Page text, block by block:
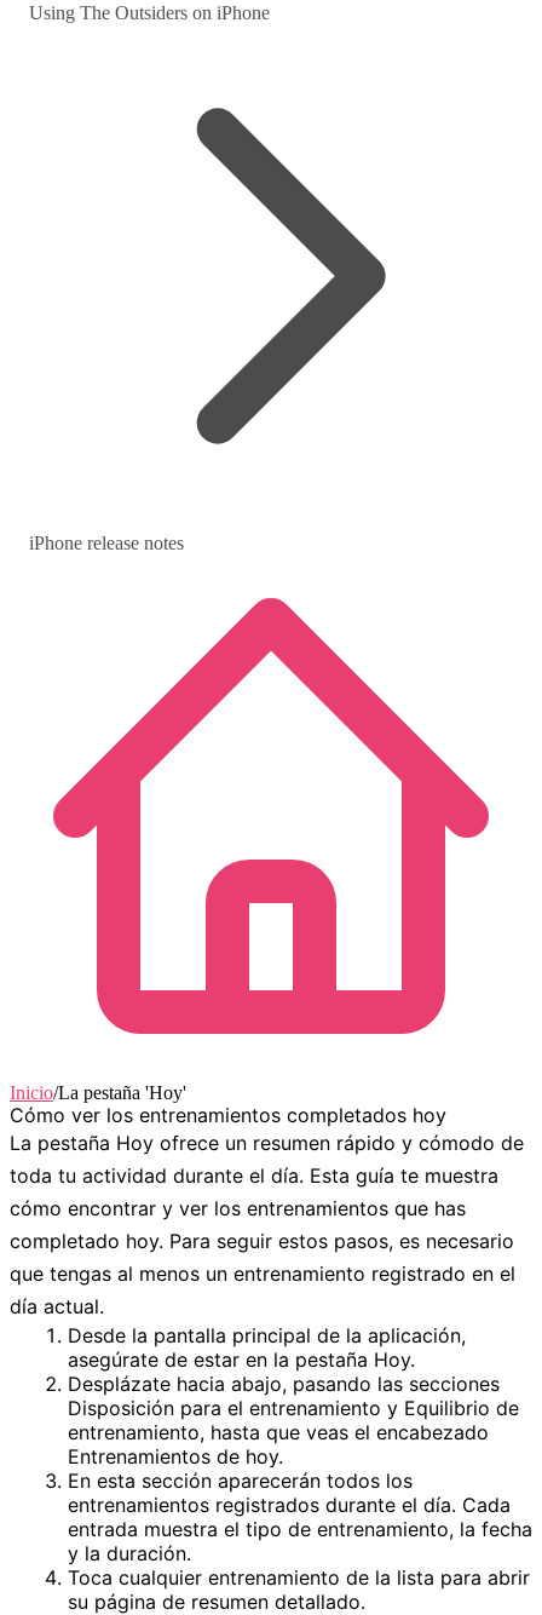
Using The Outsiders on iPhone
iPhone release notes
Inicio/La pestaña 'Hoy'
Cómo ver los entrenamientos completados hoy
La pestaña Hoy ofrece un resumen rápido y cómodo de
toda tu actividad durante el día. Esta guía te muestra
cómo encontrar y ver los entrenamientos que has
completado hoy. Para seguir estos pasos, es necesario
que tengas al menos un entrenamiento registrado en el
día actual.
Desde la pantalla principal de la aplicación,
asegúrate de estar en la pestaña Hoy.
Desplázate hacia abajo, pasando las secciones
Disposición para el entrenamiento y Equilibrio de
entrenamiento, hasta que veas el encabezado
Entrenamientos de hoy.
En esta sección aparecerán todos los
entrenamientos registrados durante el día. Cada
entrada muestra el tipo de entrenamiento, la fecha
y la duración.
Toca cualquier entrenamiento de la lista para abrir
su página de resumen detallado.